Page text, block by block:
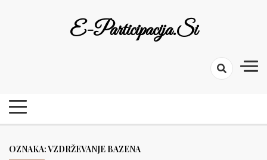
E-Participacija.si
OZNAKA:VZDRŽEVANJE BAZENA